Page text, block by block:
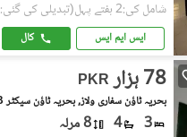
شامل کی:2 ہفتے پہل (تبدیلی کی گئی:8 گھنٹے پہلے)
ایس ایم ایس کال
PKR 78 ہزار
بحریہ ٹاؤن سفاری ولاز, بحریہ ٹاؤن سیکٹر B
3
4 8 مرلہ